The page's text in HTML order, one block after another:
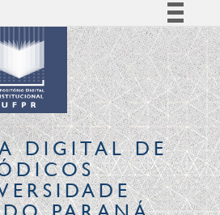
Simplifique!
Comunica BR
Participe
Acesso à informação
Legislação
Canais
DIGITALDE